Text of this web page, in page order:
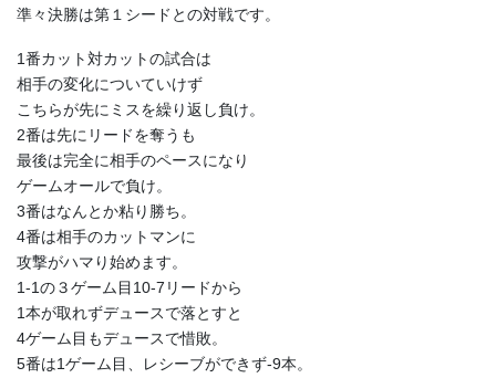
準々決勝は第１シードとの対戦です。
1番カット対カットの試合は
相手の変化についていけず
こちらが先にミスを繰り返し負け。
2番は先にリードを奪うも
最後は完全に相手のペースになり
ゲームオールで負け。
3番はなんとか粘り勝ち。
4番は相手のカットマンに
攻撃がハマり始めます。
1-1の３ゲーム目10-7リードから
1本が取れずデュースで落とすと
4ゲーム目もデュースで惜敗。
5番は1ゲーム目、レシーブができず-9本。